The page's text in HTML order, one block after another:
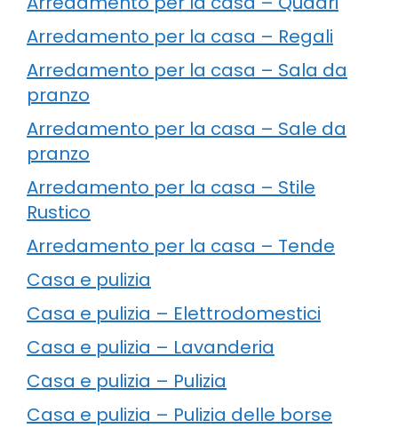
Arredamento per la casa – Regali
Arredamento per la casa – Sala da
pranzo
Arredamento per la casa – Sale da
pranzo
Arredamento per la casa – Stile
Rustico
Arredamento per la casa – Tende
Casa e pulizia
Casa e pulizia – Elettrodomestici
Casa e pulizia – Lavanderia
Casa e pulizia – Pulizia
Casa e pulizia – Pulizia delle borse